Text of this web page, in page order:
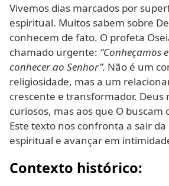
Vivemos dias marcados por
espiritual. Muitos sabem sobre
conhecem de fato. O profeta
chamado urgente: “Conheçamos
conhecer ao Senhor”. Não é um
religiosidade, mas a um
crescente e transformador. Deus
curiosos, mas aos que O buscam
Este texto nos confronta a sair
espiritual e avançar em
Contexto histórico: